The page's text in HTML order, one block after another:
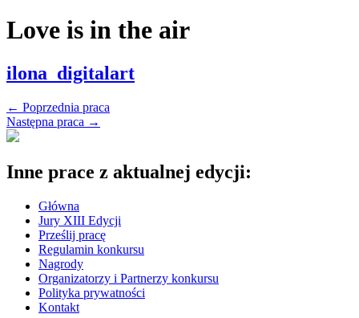
Love is in the air
ilona_digitalart
← Poprzednia praca
Następna praca →
Inne prace z aktualnej edycji:
Główna
Jury XIII Edycji
Prześlij pracę
Regulamin konkursu
Nagrody
Organizatorzy i Partnerzy konkursu
Polityka prywatności
Kontakt